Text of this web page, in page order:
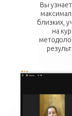
Вы
близких,
на